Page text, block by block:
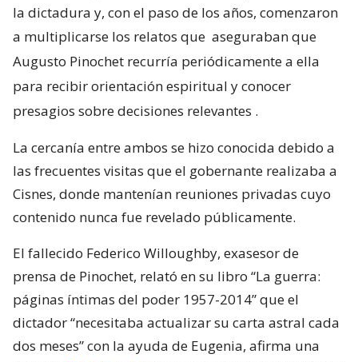
la dictadura y, con el paso de los años, comenzaron
a multiplicarse los relatos que aseguraban que
Augusto Pinochet recurría periódicamente a ella
para recibir orientación espiritual y conocer
presagios sobre decisiones relevantes .
La cercanía entre ambos se hizo conocida debido a
las frecuentes visitas que el gobernante realizaba a
Cisnes, donde mantenían reuniones privadas cuyo
contenido nunca fue revelado públicamente.
El fallecido Federico Willoughby, exasesor de
prensa de Pinochet, relató en su libro “La guerra:
páginas íntimas del poder 1957-2014” que el
dictador “necesitaba actualizar su carta astral cada
dos meses” con la ayuda de Eugenia, afirma una